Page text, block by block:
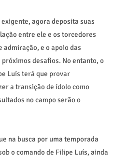
agora deposita suas
entre ele e os torcedores
e o apoio das
desafios. No entanto, o
Luís terá que provar
a transição de ídolo como
no campo serão o
na busca por uma temporada
o comando de Filipe Luís, ainda